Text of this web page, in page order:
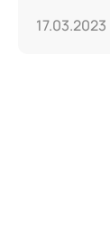
17.03.2023